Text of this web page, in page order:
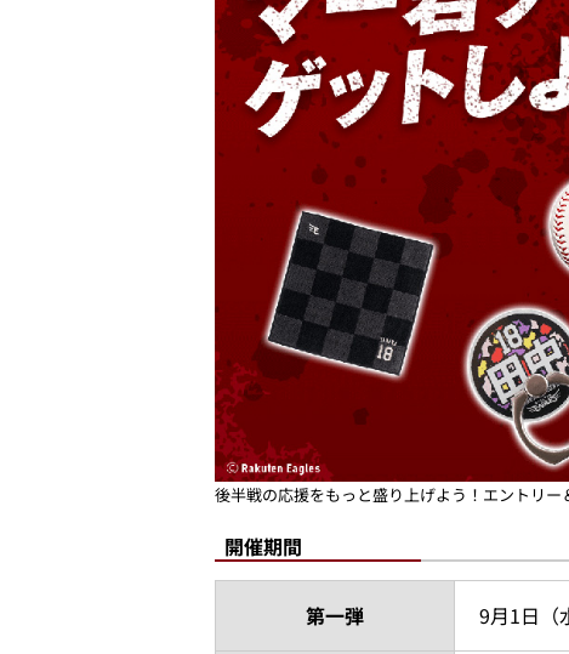
後半戦の応援をもっと盛り上げよう！エントリ
開催期間
第一弾 9月1日（